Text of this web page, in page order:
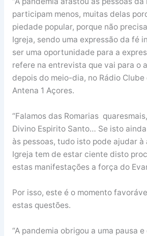
participam menos, muitas delas
piedade popular, porque não
Igreja, sendo uma expressão da fé
ser uma oportunidade para a
refere na entrevista que vai para o
depois do meio-dia, no Rádio Clube
Antena 1 Açores.
“Falamos das Romarias
Divino Espirito Santo… Se isto
às pessoas, tudo isto pode ajudar à
Igreja tem de estar ciente disto
estas manifestações a força do
Por isso, este é o momento
estas questões.
“A pandemia obrigou a uma pausa